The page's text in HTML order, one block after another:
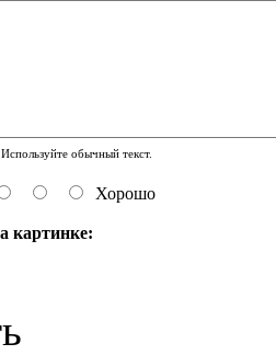
обычный текст.
Хорошо
картинке: